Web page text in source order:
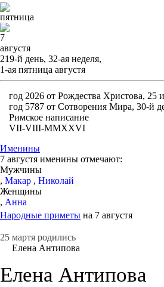
пятница
7
августя
219-й день, 32-ая неделя,
1-ая пятница августя
год 2026 от Рождества Христова, 25
год 5787 от Сотворения Мира, 30-й
Римское написание
VII-VIII-MMXXVI
Именины
7 августя именины отмечают:
Мужчины
, Макар , Николай
Женщины
, Анна
Народные приметы на 7 августя
25 мартя родились
Елена Антипова
Елена Антипова